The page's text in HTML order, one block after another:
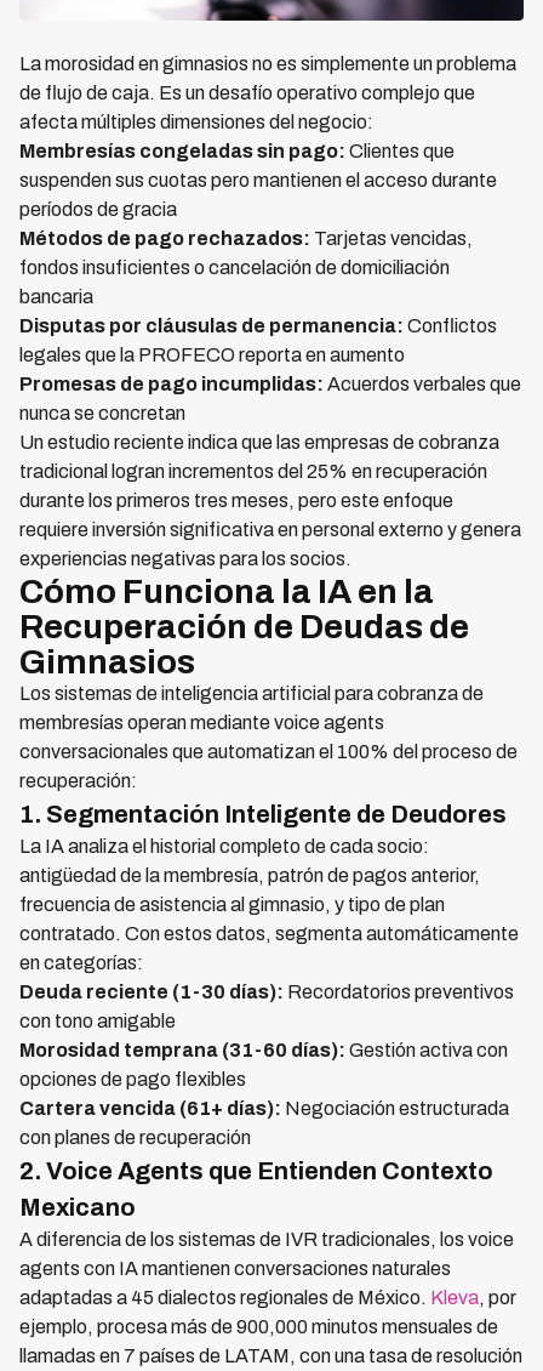
La morosidad en gimnasios no es simplemente un problema
de flujo de caja. Es un desafío operativo complejo que
afecta múltiples dimensiones del negocio:
Membresías congeladas sin pago: Clientes que
suspenden sus cuotas pero mantienen el acceso durante
períodos de gracia
Métodos de pago rechazados: Tarjetas vencidas,
fondos insuficientes o cancelación de domiciliación
bancaria
Disputas por cláusulas de permanencia: Conflictos
legales que la PROFECO reporta en aumento
Promesas de pago incumplidas: Acuerdos verbales que
nunca se concretan
Un estudio reciente indica que las empresas de cobranza
tradicional logran incrementos del 25% en recuperación
durante los primeros tres meses, pero este enfoque
requiere inversión significativa en personal externo y genera
experiencias negativas para los socios.
Cómo Funciona la IA en la
Recuperación de Deudas de
Gimnasios
Los sistemas de inteligencia artificial para cobranza de
membresías operan mediante voice agents
conversacionales que automatizan el 100% del proceso de
recuperación:
1. Segmentación Inteligente de Deudores
La IA analiza el historial completo de cada socio:
antigüedad de la membresía, patrón de pagos anterior,
frecuencia de asistencia al gimnasio, y tipo de plan
contratado. Con estos datos, segmenta automáticamente
en categorías:
Deuda reciente (1-30 días): Recordatorios preventivos
con tono amigable
Morosidad temprana (31-60 días): Gestión activa con
opciones de pago flexibles
Cartera vencida (61+ días): Negociación estructurada
con planes de recuperación
2. Voice Agents que Entienden Contexto
Mexicano
A diferencia de los sistemas de IVR tradicionales, los voice
agents con IA mantienen conversaciones naturales
adaptadas a 45 dialectos regionales de México. Kleva, por
ejemplo, procesa más de 900,000 minutos mensuales de
llamadas en 7 países de LATAM, con una tasa de resolución